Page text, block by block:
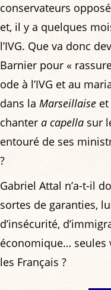
conservateurs
et, il y a quelques
l’IVG. Que va donc
Barnier pour «
ode à l’IVG et au
dans la Marseillaise
chanter a capella sur
entouré de ses
?
Gabriel Attal n’a-t-il
sortes de garanties,
d’insécurité,
économique… seules
les Français ?